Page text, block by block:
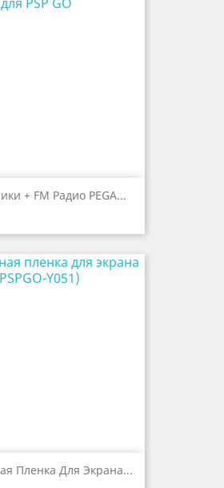
+ FM Радио PEGA...
Пленка Для Экрана...